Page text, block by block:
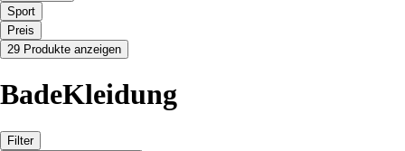
Sport
Preis
29 Produkte anzeigen
BadeKleidung
Filter